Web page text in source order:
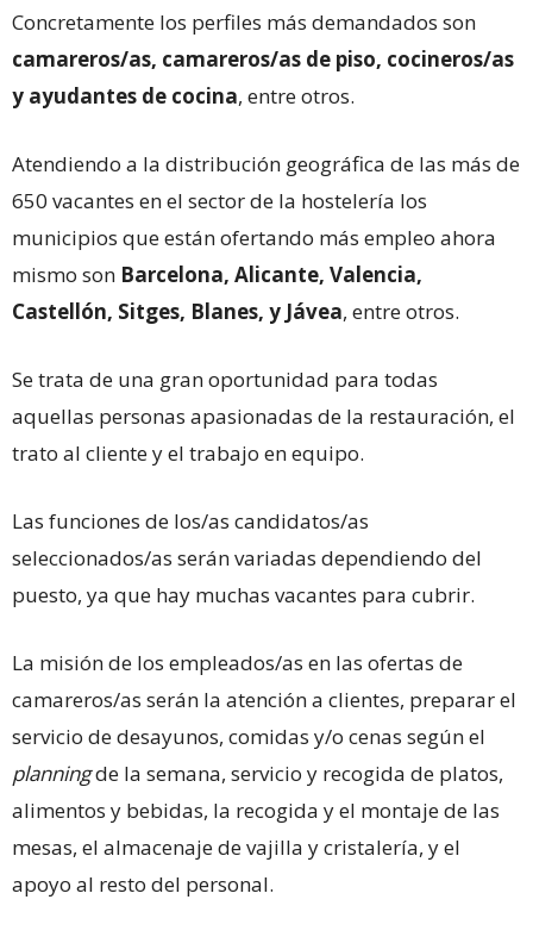
Concretamente los perfiles más demandados son
camareros/as, camareros/as de piso, cocineros/as
y ayudantes de cocina, entre otros.
Atendiendo a la distribución geográfica de las más de
650 vacantes en el sector de la hostelería los
municipios que están ofertando más empleo ahora
mismo son Barcelona, Alicante, Valencia,
Castellón, Sitges, Blanes, y Jávea, entre otros.
Se trata de una gran oportunidad para todas
aquellas personas apasionadas de la restauración, el
trato al cliente y el trabajo en equipo.
Las funciones de los/as candidatos/as
seleccionados/as serán variadas dependiendo del
puesto, ya que hay muchas vacantes para cubrir.
La misión de los empleados/as en las ofertas de
camareros/as serán la atención a clientes, preparar el
servicio de desayunos, comidas y/o cenas según el
planningde la semana, servicio y recogida de platos,
alimentos y bebidas, la recogida y el montaje de las
mesas, el almacenaje de vajilla y cristalería, y el
apoyo al resto del personal.